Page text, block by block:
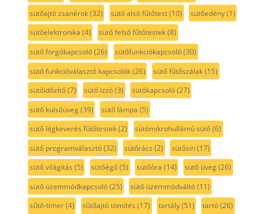
sütőajtó zsanérok(32) sütő alsó fűtőtest(10) sütőedény(1)
sütőelektronika (4) sütő felső fűtőtestek(8)
sütő forgókapcsoló(26) sütőfunkciókapcsoló(30)
sütő funkcióválasztó kapcsolók(26) sütő fűtőszálak(15)
sütőidőzítő(7) sütő izzó(3) sütőkapcsoló(27)
sütő külsőüveg(39) sütő lámpa (5)
sütő légkeverés fűtőtestek(2) sütőmikrohullámú sütő(6)
sütő programválasztó(32) sütőrács (2) sütősín(17)
sütő világítás (5) sütőégő(5) sütőóra (14) sütő üveg(26)
sütő üzemmódkapcsoló(25) sütő üzemmódváltó(11)
sűtő-timer(4) sűtőajtó tömítés (17) tartály(51) tartó(26)